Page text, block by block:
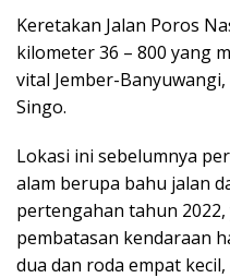
Keretakan Jalan Poros
kilometer 36 – 800 yang
vital Jember-
Singo.
Lokasi ini sebelumnya
alam berupa bahu jalan
pertengahan tahun
pembatasan kendaraan
dua dan roda empat